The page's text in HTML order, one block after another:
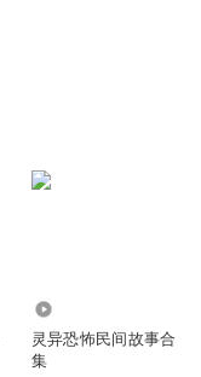
灵异恐怖民间故事合
集